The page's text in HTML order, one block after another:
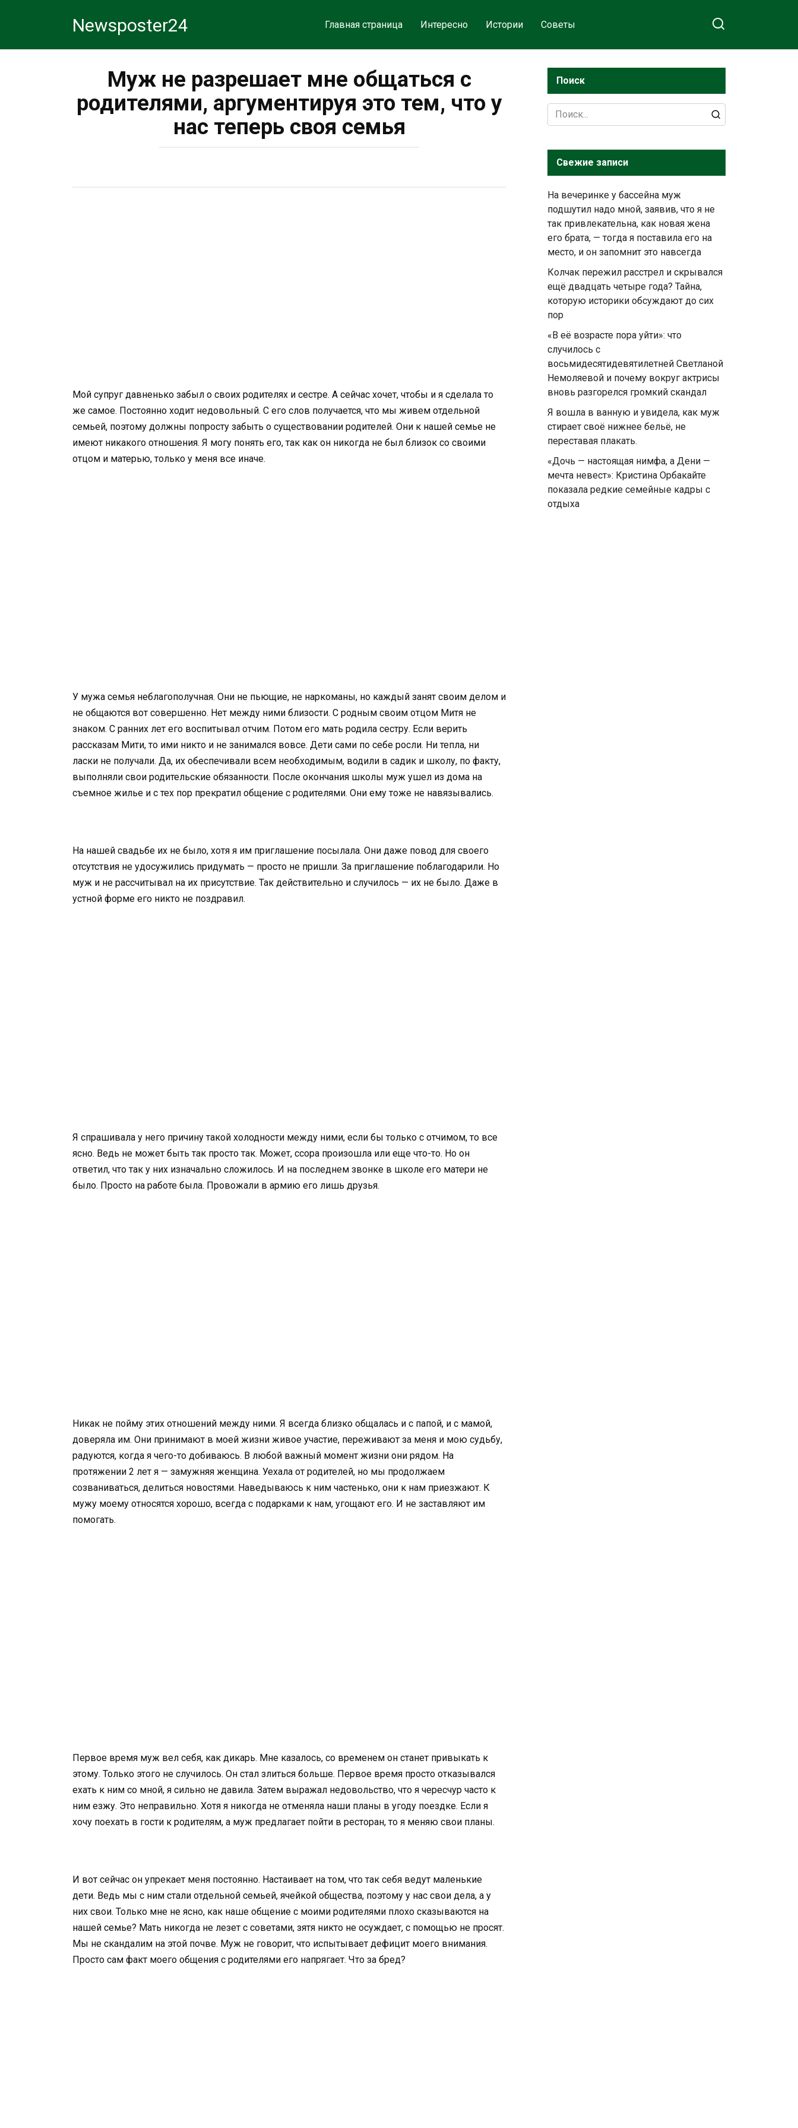
Newsposter24 Главная страница Интересно Истории Советы
Муж не разрешает мне общаться с
родителями, аргументируя это тем, что у
нас теперь своя семья
Мой супруг давненько забыл о своих родителях и сестре. А сейчас хочет, чтобы и я сделала то
же самое. Постоянно ходит недовольный. С его слов получается, что мы живем отдельной
семьей, поэтому должны попросту забыть о существовании родителей. Они к нашей семье не
имеют никакого отношения. Я могу понять его, так как он никогда не был близок со своими
отцом и матерью, только у меня все иначе.
У мужа семья неблагополучная. Они не пьющие, не наркоманы, но каждый занят своим делом и
не общаются вот совершенно. Нет между ними близости. С родным своим отцом Митя не
знаком. С ранних лет его воспитывал отчим. Потом его мать родила сестру. Если верить
рассказам Мити, то ими никто и не занимался вовсе. Дети сами по себе росли. Ни тепла, ни
ласки не получали. Да, их обеспечивали всем необходимым, водили в садик и школу, по факту,
выполняли свои родительские обязанности. После окончания школы муж ушел из дома на
съемное жилье и с тех пор прекратил общение с родителями. Они ему тоже не навязывались.
На нашей свадьбе их не было, хотя я им приглашение посылала. Они даже повод для своего
отсутствия не удосужились придумать — просто не пришли. За приглашение поблагодарили. Но
муж и не рассчитывал на их присутствие. Так действительно и случилось — их не было. Даже в
устной форме его никто не поздравил.
Я спрашивала у него причину такой холодности между ними, если бы только с отчимом, то все
ясно. Ведь не может быть так просто так. Может, ссора произошла или еще что-то. Но он
ответил, что так у них изначально сложилось. И на последнем звонке в школе его матери не
было. Просто на работе была. Провожали в армию его лишь друзья.
Никак не пойму этих отношений между ними. Я всегда близко общалась и с папой, и с мамой,
доверяла им. Они принимают в моей жизни живое участие, переживают за меня и мою судьбу,
радуются, когда я чего-то добиваюсь. В любой важный момент жизни они рядом. На
протяжении 2 лет я — замужняя женщина. Уехала от родителей, но мы продолжаем
созваниваться, делиться новостями. Наведываюсь к ним частенько, они к нам приезжают. К
мужу моему относятся хорошо, всегда с подарками к нам, угощают его. И не заставляют им
помогать.
Первое время муж вел себя, как дикарь. Мне казалось, со временем он станет привыкать к
этому. Только этого не случилось. Он стал злиться больше. Первое время просто отказывался
ехать к ним со мной, я сильно не давила. Затем выражал недовольство, что я чересчур часто к
ним езжу. Это неправильно. Хотя я никогда не отменяла наши планы в угоду поездке. Если я
хочу поехать в гости к родителям, а муж предлагает пойти в ресторан, то я меняю свои планы.
И вот сейчас он упрекает меня постоянно. Настаивает на том, что так себя ведут маленькие
дети. Ведь мы с ним стали отдельной семьей, ячейкой общества, поэтому у нас свои дела, а у
них свои. Только мне не ясно, как наше общение с моими родителями плохо сказываются на
нашей семье? Мать никогда не лезет с советами, зятя никто не осуждает, с помощью не просят.
Мы не скандалим на этой почве. Муж не говорит, что испытывает дефицит моего внимания.
Просто сам факт моего общения с родителями его напрягает. Что за бред?
Поиск
Search
for:
Свежие записи
На вечеринке у бассейна муж
подшутил надо мной, заявив, что я не
так привлекательна, как новая жена
его брата, — тогда я поставила его на
место, и он запомнит это навсегда
Колчак пережил расстрел и скрывался
ещё двадцать четыре года? Тайна,
которую историки обсуждают до сих
пор
«В её возрасте пора уйти»: что
случилось с
восьмидесятидевятилетней Светланой
Немоляевой и почему вокруг актрисы
вновь разгорелся громкий скандал
Я вошла в ванную и увидела, как муж
стирает своё нижнее бельё, не
переставая плакать.
«Дочь — настоящая нимфа, а Дени —
мечта невест»: Кристина Орбакайте
показала редкие семейные кадры с
отдыха